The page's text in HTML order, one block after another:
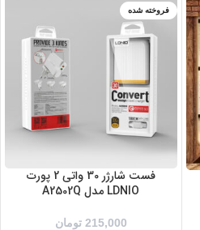
فروخته شده
فست شارژر 30 واتی 2 پورت
LDNIO مدل A2502Q
215,000 تومان